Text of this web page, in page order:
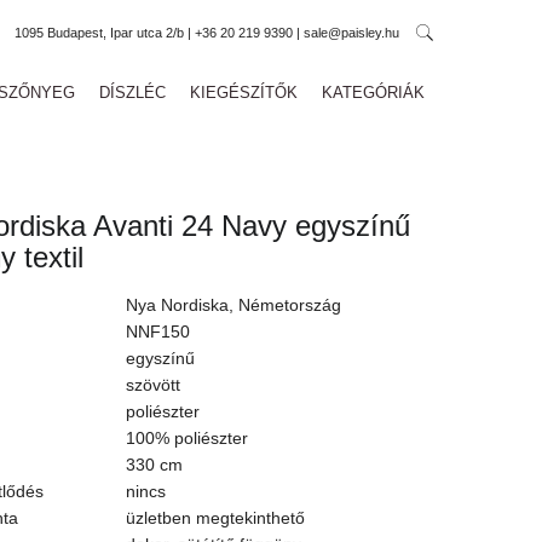
1095 Budapest, Ipar utca 2/b | +36 20 219 9390 | sale@paisley.hu
DÍSZLÉC KIEGÉSZÍTŐK KATEGÓRIÁK
Avanti 24 Navy egyszínű
textil
Nya Nordiska, Németország
NNF150
egyszínű
szövött
poliészter
100% poliészter
330 cm
nincs
üzletben megtekinthető